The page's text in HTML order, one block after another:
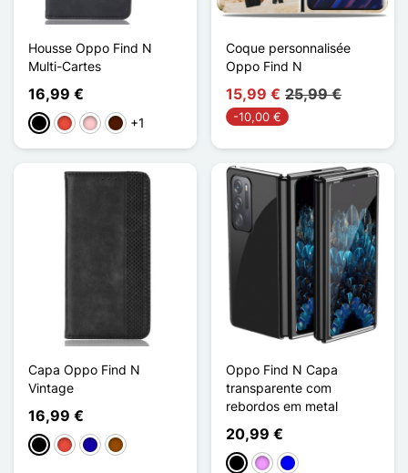
Housse Oppo Find N
Multi-Cartes
16,99 €
PretoVermelho
RosaCastanho escuro
+1
Coque personnalisée
Oppo Find N
15,99 € 25,99 €
-10,00 €
Capa Oppo Find N
Vintage
16,99 €
PretoVermelhoAzul Escuro
Castanho
Oppo Find N Capa
transparente com
rebordos em metal
20,99 €
PretoVioleta ligeira
Azul